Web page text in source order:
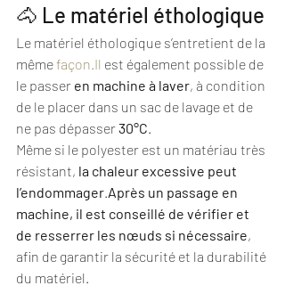
🐴 Le matériel éthologique
Le matériel éthologique s’entretient de la
même façon.Il est également possible de
le passer en machine à laver, à condition
de le placer dans un sac de lavage et de
ne pas dépasser 30°C.
Même si le polyester est un matériau très
résistant, la chaleur excessive peut
l’endommager.Après un passage en
machine, il est conseillé de vérifier et
de resserrer les nœuds si nécessaire,
afin de garantir la sécurité et la durabilité
du matériel.